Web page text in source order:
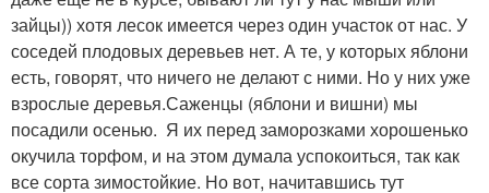
зайцы)) хотя лесок имеется через один участок от нас. У
соседей плодовых деревьев нет. А те, у которых яблони
есть, говорят, что ничего не делают с ними. Но у них уже
взрослые деревья.Саженцы (яблони и вишни) мы
посадили осенью. Я их перед заморозками хорошенько
окучила торфом, и на этом думала успокоиться, так как
все сорта зимостойкие. Но вот, начитавшись тут